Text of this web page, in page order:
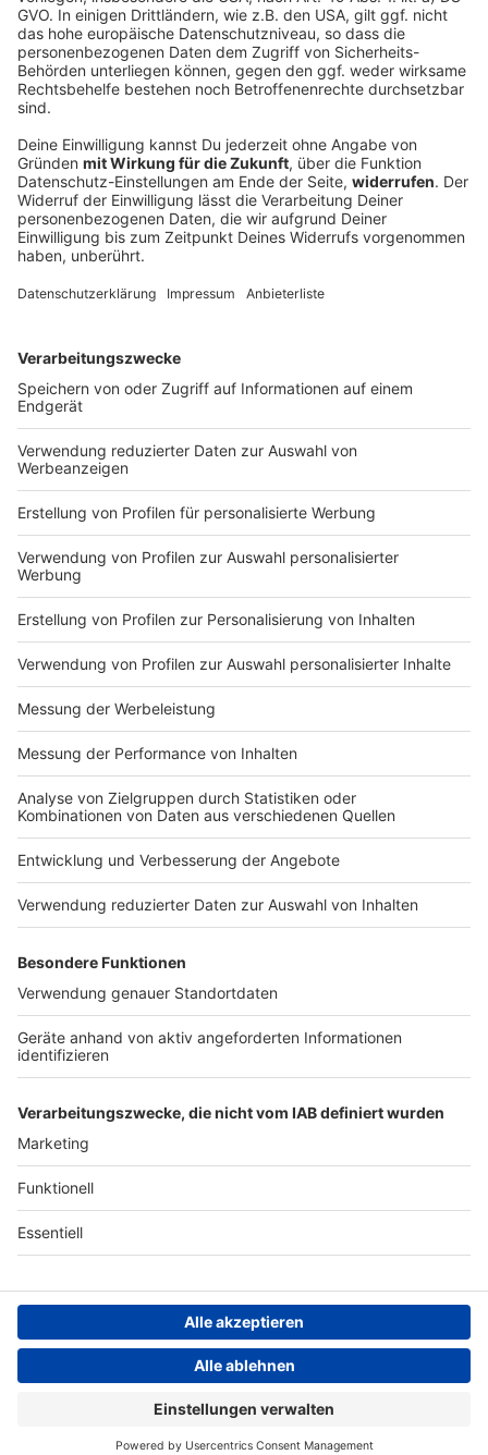
Verfassungsschutz beobachtet AfD-
Abgeordneten Nolte
Auf die AfD hat der Verfassungsschutz ein Auge.
Inzwischen steht in Bayern der dritte
DEINE GEMERKTEN ARTIKEL
Du hast dir noch keine Artikel gemerkt
Markiere sie hierfür mit einem
Impressum
Nutzungsbedingungen
Jobs
Presse
Werben
Archiv
ANTENNE BAYERN GROUP
Stiftung ANTENNE BAYERN
hilft
Teilnahmebedingungen
Grounding Page ANTENNE
BAYERN
Kontakt
Studio-Hotline
Verkehrs-Hotline
Datenschutz­erklärung
einstellungen
Persönliche Datenkontrolle
Newsletter
ANTENNE BAYERN Live